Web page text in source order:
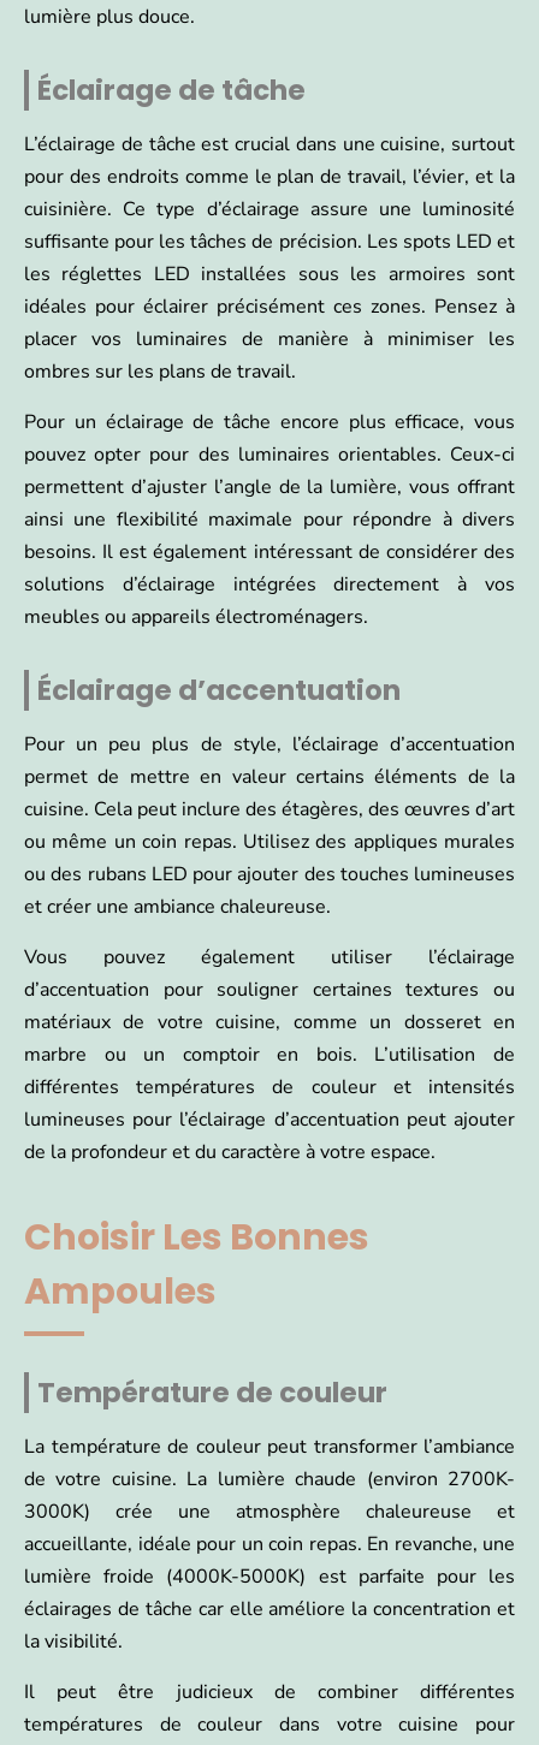
lumière plus douce.
Éclairage de tâche
L’éclairage de tâche est crucial dans une cuisine, surtout
pour des endroits comme le plan de travail, l’évier, et la
cuisinière. Ce type d’éclairage assure une luminosité
suffisante pour les tâches de précision. Les spots LED et
les réglettes LED installées sous les armoires sont
idéales pour éclairer précisément ces zones. Pensez à
placer vos luminaires de manière à minimiser les
ombres sur les plans de travail.
Pour un éclairage de tâche encore plus efficace, vous
pouvez opter pour des luminaires orientables. Ceux-ci
permettent d’ajuster l’angle de la lumière, vous offrant
ainsi une flexibilité maximale pour répondre à divers
besoins. Il est également intéressant de considérer des
solutions d’éclairage intégrées directement à vos
meubles ou appareils électroménagers.
Éclairage d’accentuation
Pour un peu plus de style, l’éclairage d’accentuation
permet de mettre en valeur certains éléments de la
cuisine. Cela peut inclure des étagères, des œuvres d’art
ou même un coin repas. Utilisez des appliques murales
ou des rubans LED pour ajouter des touches lumineuses
et créer une ambiance chaleureuse.
Vous pouvez également utiliser l’éclairage
d’accentuation pour souligner certaines textures ou
matériaux de votre cuisine, comme un dosseret en
marbre ou un comptoir en bois. L’utilisation de
différentes températures de couleur et intensités
lumineuses pour l’éclairage d’accentuation peut ajouter
de la profondeur et du caractère à votre espace.
Choisir Les Bonnes
Ampoules
Température de couleur
La température de couleur peut transformer l’ambiance
de votre cuisine. La lumière chaude (environ 2700K-
3000K) crée une atmosphère chaleureuse et
accueillante, idéale pour un coin repas. En revanche, une
lumière froide (4000K-5000K) est parfaite pour les
éclairages de tâche car elle améliore la concentration et
la visibilité.
Il peut être judicieux de combiner différentes
températures de couleur dans votre cuisine pour